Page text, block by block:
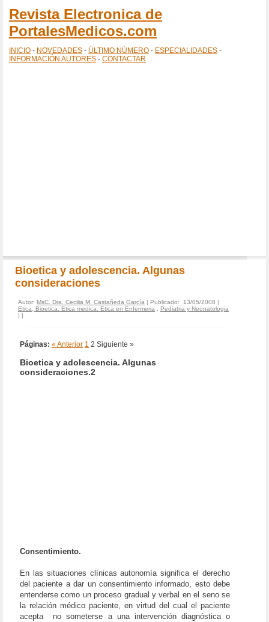
Revista Electronica de
PortalesMedicos.com
INICIO - NOVEDADES - ÚLTIMO NÚMERO - ESPECIALIDADES -
INFORMACIÓN AUTORES - CONTACTAR
Bioetica y adolescencia. Algunas
consideraciones
Autor: MsC. Dra. Cecilia M. Castañeda García | Publicado: 13/05/2008 |
Etica, Bioetica. Etica medica. Etica en Enfermeria
Pediatria y Neonatologia
| |
Páginas: « Anterior 1 2 Siguiente »
Bioetica y adolescencia. Algunas
consideraciones.2
Consentimiento.
En las situaciones clínicas autonomía significa el derecho
del paciente a dar un consentimiento informado, esto debe
entenderse como un proceso gradual y verbal en el seno se
la relación médico paciente, en virtud del cual el paciente
acepta
no someterse a una intervención diagnóstica o